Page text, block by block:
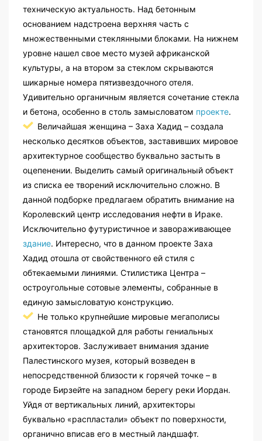
техническую актуальность. Над бетонным
основанием надстроена верхняя часть с
множественными стеклянными блоками. На нижнем
уровне нашел свое место музей африканской
культуры, а на втором за стеклом скрываются
шикарные номера пятизвездочного отеля.
Удивительно органичным является сочетание стекла
и бетона, особенно в столь замысловатом проекте.
Величайшая женщина – Заха Хадид – создала
несколько десятков объектов, заставивших мировое
архитектурное сообщество буквально застыть в
оцепенении. Выделить самый оригинальный объект
из списка ее творений исключительно сложно. В
данной подборке предлагаем обратить внимание на
Королевский центр исследования нефти в Ираке.
Исключительно футуристичное и завораживающее
здание. Интересно, что в данном проекте Заха
Хадид отошла от свойственного ей стиля с
обтекаемыми линиями. Стилистика Центра –
остроугольные сотовые элементы, собранные в
единую замысловатую конструкцию.
Не только крупнейшие мировые мегаполисы
становятся площадкой для работы гениальных
архитекторов. Заслуживает внимания здание
Палестинского музея, который возведен в
непосредственной близости к горячей точке – в
городе Бирзейте на западном берегу реки Иордан.
Уйдя от вертикальных линий, архитекторы
буквально «распластали» объект по поверхности,
органично вписав его в местный ландшафт.